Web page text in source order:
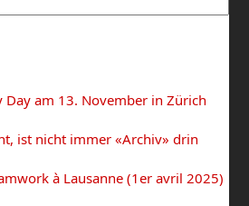
am 13. November in Zürich
ist nicht immer «Archiv» drin
à Lausanne (1er avril 2025)